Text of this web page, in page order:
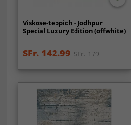
Viskose-teppich - Jodhpur
Special Luxury Edition (offwhite)
SFr. 142.99 SFr. 179